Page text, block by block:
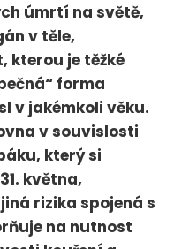
úmrtí na světě,
v těle,
kterou je těžké
forma
v jakémkoli věku.
v souvislosti
který si
května,
rizika spojená s
na nutnost